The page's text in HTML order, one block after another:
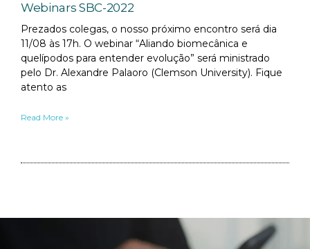
Webinars SBC-2022
Prezados colegas, o nosso próximo encontro será dia
11/08 às 17h. O webinar “Aliando biomecânica e
quelípodos para entender evolução” será ministrado
pelo Dr. Alexandre Palaoro (Clemson University). Fique
atento as
Read More »